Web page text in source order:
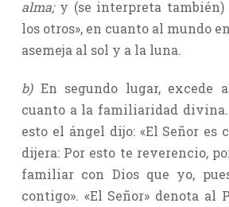
alma; y (se interpreta también)
los otros», en cuanto al mundo
asemeja al sol y a la luna.
b) En segundo lugar, excede
cuanto a la familiaridad
esto el ángel dijo: «El Señor es
dijera: Por esto te reverencio,
familiar con Dios que yo,
contigo». «El Señor» denota al